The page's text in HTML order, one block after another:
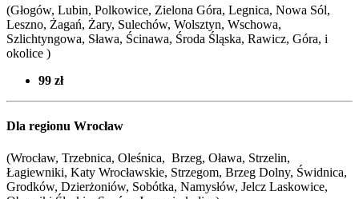
(Głogów, Lubin, Polkowice, Zielona Góra, Legnica, Nowa Sól,
Leszno, Żagań, Żary, Sulechów, Wolsztyn, Wschowa,
Szlichtyngowa, Sława, Ścinawa, Środa Śląska, Rawicz, Góra, i
okolice )
99 zł
Dla regionu Wrocław
(Wrocław, Trzebnica, Oleśnica, Brzeg, Oława, Strzelin,
Łagiewniki, Katy Wrocławskie, Strzegom, Brzeg Dolny, Świdnica,
Grodków, Dzierżoniów, Sobótka, Namysłów, Jelcz Laskowice,